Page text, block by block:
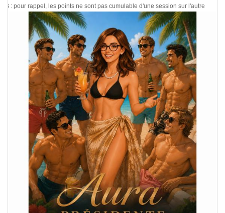
NB : pour rappel, les points ne sont pas cumulable d'une session sur l'autre